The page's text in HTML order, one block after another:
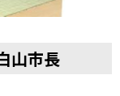
山市長